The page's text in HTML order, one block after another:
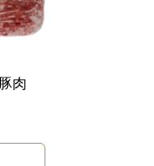
肉